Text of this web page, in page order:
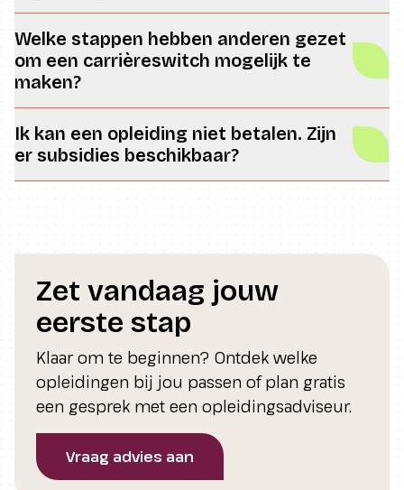
Welke stappen hebben anderen gezet
om een carrièreswitch mogelijk te
maken?
Ik kan een opleiding niet betalen. Zijn
er subsidies beschikbaar?
Zet vandaag jouw
eerste stap
Klaar om te beginnen? Ontdek welke
opleidingen bij jou passen of plan gratis
een gesprek met een opleidingsadviseur.
Vraag advies aan